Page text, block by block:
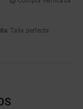
: Talla perfecta